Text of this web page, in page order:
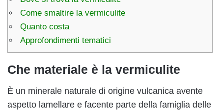
Come smaltire la vermiculite
Quanto costa
Approfondimenti tematici
Che materiale è la vermiculite
È un minerale naturale di origine vulcanica avente
aspetto lamellare e facente parte della famiglia delle